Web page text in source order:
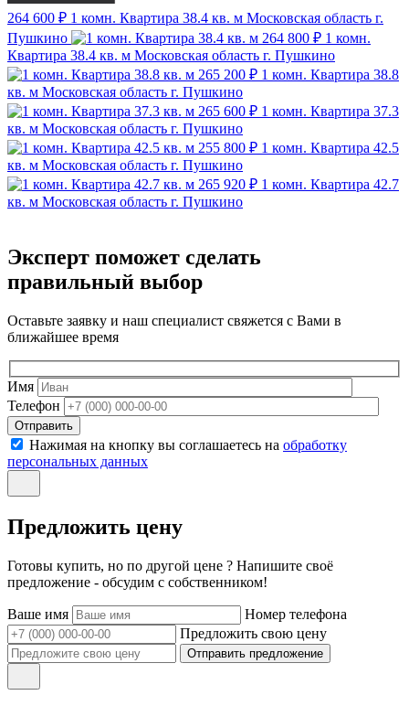
264 600 ₽ 1 комн. Квартира 38.4 кв. м Московская область г.
Пушкино
264 800 ₽ 1 комн.
Квартира 38.4 кв. м Московская область г. Пушкино
265 200 ₽ 1 комн. Квартира 38.8
кв. м Московская область г. Пушкино
265 600 ₽ 1 комн. Квартира 37.3
кв. м Московская область г. Пушкино
255 800 ₽ 1 комн. Квартира 42.5
кв. м Московская область г. Пушкино
265 920 ₽ 1 комн. Квартира 42.7
кв. м Московская область г. Пушкино
Эксперт поможет сделать
правильный выбор
Оставьте заявку и наш специалист свяжется с Вами в
ближайшее время
Имя
Телефон
Отправить
Нажимая на кнопку вы соглашаетесь на обработку
персональных данных
Предложить цену
Готовы купить, но по другой цене ? Напишите своё
предложение - обсудим с собственником!
Ваше имя
Номер телефона
Предложить свою цену
Отправить предложение